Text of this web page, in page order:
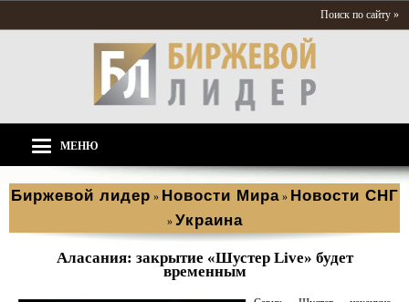
Поиск по сайту »
МЕНЮ
Биржевой лидер » Новости Мира » Новости СНГ
» Украина
Аласания: закрытие «Шустер Live» будет
временным